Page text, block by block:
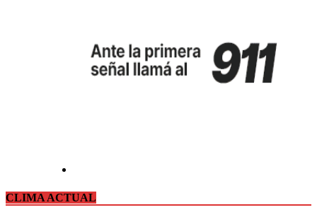
CLIMA ACTUAL